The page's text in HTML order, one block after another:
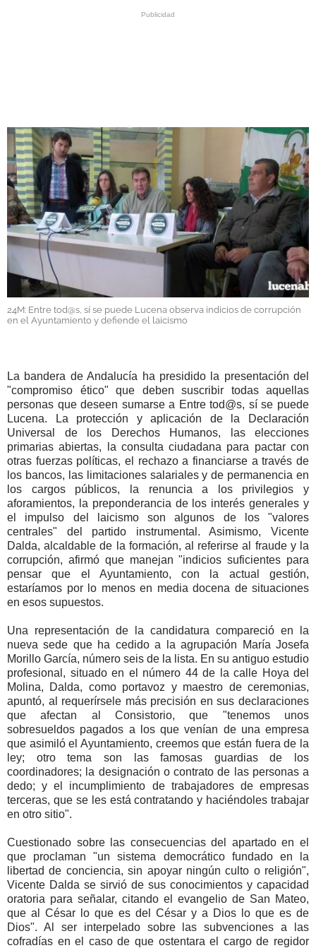
GALERÍAS
24M: Entre tod@s, sí se puede Lucena observa indicios de corrupción
en el Ayuntamiento y defiende el laicismo
La bandera de Andalucía ha presidido la presentación del
"compromiso ético" que deben suscribir todas aquellas
personas que deseen sumarse a Entre tod@s, sí se puede
Lucena. La protección y aplicación de la Declaración
Universal de los Derechos Humanos, las elecciones
primarias abiertas, la consulta ciudadana para pactar con
otras fuerzas políticas, el rechazo a financiarse a través de
los bancos, las limitaciones salariales y de permanencia en
los cargos públicos, la renuncia a los privilegios y
aforamientos, la preponderancia de los interés generales y
el impulso del laicismo son algunos de los "valores
centrales" del partido instrumental. Asimismo, Vicente
Dalda, alcaldable de la formación, al referirse al fraude y la
corrupción, afirmó que manejan "indicios suficientes para
pensar que el Ayuntamiento, con la actual gestión,
estaríamos por lo menos en media docena de situaciones
en esos supuestos.
Una representación de la candidatura compareció en la
nueva sede que ha cedido a la agrupación María Josefa
Morillo García, número seis de la lista. En su antiguo estudio
profesional, situado en el número 44 de la calle Hoya del
Molina, Dalda, como portavoz y maestro de ceremonias,
apuntó, al requerírsele más precisión en sus declaraciones
que afectan al Consistorio, que "tenemos unos
sobresueldos pagados a los que venían de una empresa
que asimiló el Ayuntamiento, creemos que están fuera de la
ley; otro tema son las famosas guardias de los
coordinadores; la designación o contrato de las personas a
dedo; y el incumplimiento de trabajadores de empresas
terceras, que se les está contratando y haciéndoles trabajar
en otro sitio".
Cuestionado sobre las consecuencias del apartado en el
que proclaman "un sistema democrático fundado en la
libertad de conciencia, sin apoyar ningún culto o religión",
Vicente Dalda se sirvió de sus conocimientos y capacidad
oratoria para señalar, citando el evangelio de San Mateo,
que al César lo que es del César y a Dios lo que es de
Dios". Al ser interpelado sobre las subvenciones a las
cofradías en el caso de que ostentara el cargo de regidor